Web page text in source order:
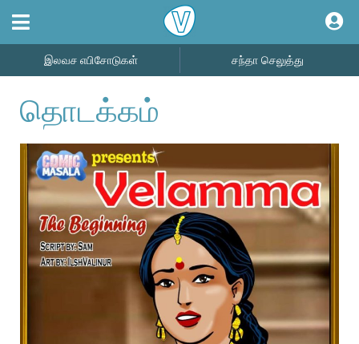
இலவச எபிசோடுகள் சந்தா செலுத்து
தொடக்கம்